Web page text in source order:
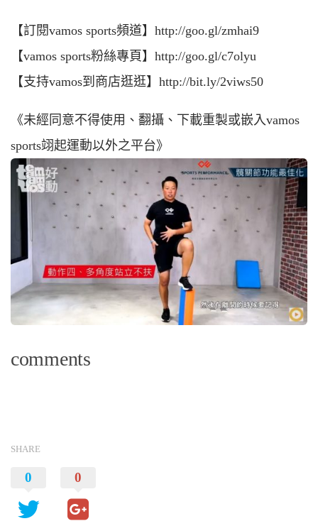
【訂閱vamos sports頻道】http://goo.gl/zmhai9
【vamos sports粉絲專頁】http://goo.gl/c7olyu
【支持vamos到商店逛逛】http://bit.ly/2viws50
《未經同意不得使用、翻攝、下載重製或嵌入vamos
sports翊起運動以外之平台》
comments
SHARE
0 0